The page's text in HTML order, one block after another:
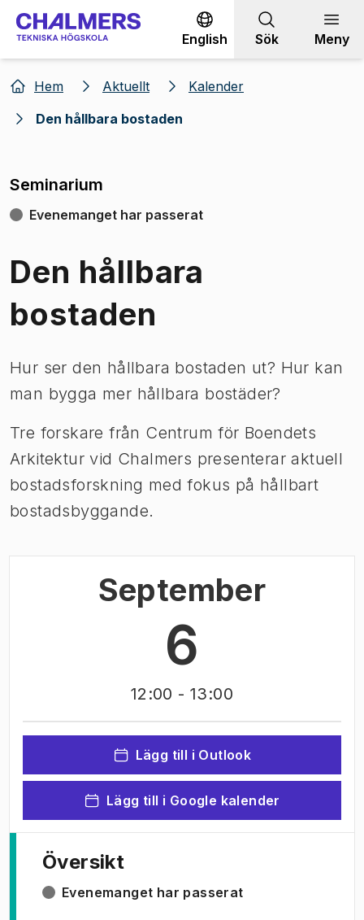
Gå till innehållet
English Sök Meny
Hem Aktuellt
Kalender
Den hållbara bostaden
Seminarium
Evenemanget har passerat
Den hållbara
bostaden
Hur ser den hållbara bostaden ut? Hur kan
man bygga mer hållbara bostäder?
Tre forskare från Centrum för Boendets
Arkitektur vid Chalmers presenterar aktuell
bostadsforskning med fokus på hållbart
bostadsbyggande.
September
6
12:00 - 13:00
Lägg till i Outlook
Lägg till i Google kalender
Översikt
Evenemanget har passerat